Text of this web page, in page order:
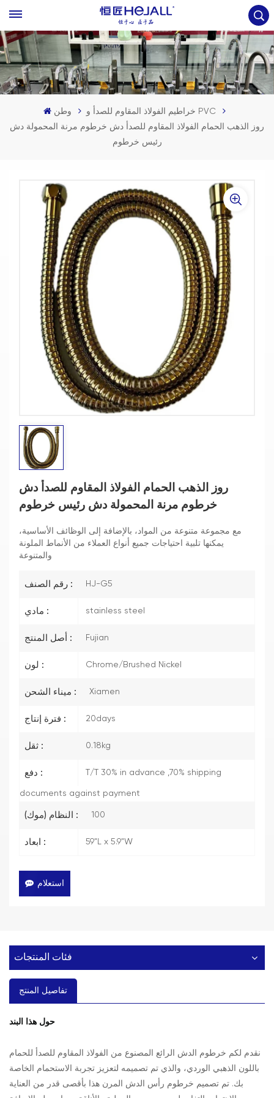
وطن
خراطيم الفولاذ المقاوم للصدأ و PVC
روز الذهب الحمام الفولاذ المقاوم للصدأ دش خرطوم مرنة المحمولة دش
رئيس خرطوم
روز الذهب الحمام الفولاذ المقاوم للصدأ دش
خرطوم مرنة المحمولة دش رئيس خرطوم
مع مجموعة متنوعة من المواد، بالإضافة إلى الوظائف الأساسية،
يمكنها تلبية احتياجات جميع أنواع العملاء من الأنماط الملونة
والمتنوعة
رقم الصنف : HJ-G5
مادي : stainless steel
أصل المنتج : Fujian
لون : Chrome/Brushed Nickel
ميناء الشحن : Xiamen
فترة إنتاج : 20days
ثقل : 0.18kg
دفع : T/T 30% in advance ,70% shipping
documents against payment
النظام (موك) : 100
ابعاد : 59"L x 5.9"W
استعلام
فئات المنتجات
تفاصيل المنتج
حول هذا البند
نقدم لكم خرطوم الدش الرائع المصنوع من الفولاذ المقاوم للصدأ للحمام
باللون الذهبي الوردي، والذي تم تصميمه لتعزيز تجربة الاستحمام الخاصة
بك. تم تصميم خرطوم رأس الدش المرن هذا بأقصى قدر من العناية